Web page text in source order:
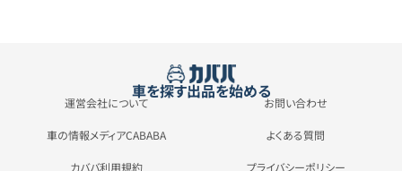
車を探す出品を始める
運営会社について お問い合わせ
車の情報メディアCABABA よくある質問
カババ利用規約 プライバシーポリシー